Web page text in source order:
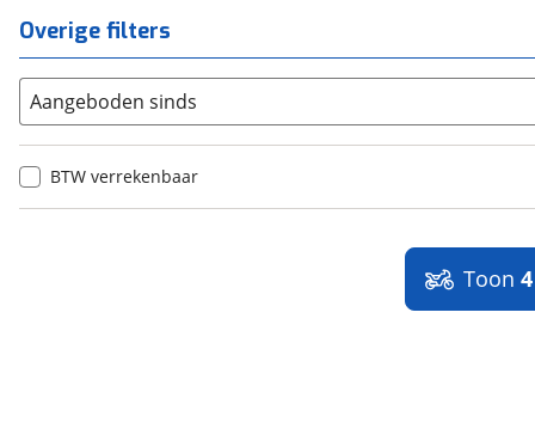
Overige filters
Aangeboden sinds
BTW verrekenbaar
Toon 4